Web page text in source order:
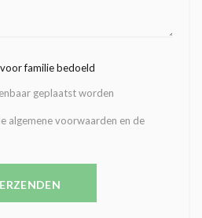
familie bedoeld
geplaatst worden
algemene voorwaarden en de